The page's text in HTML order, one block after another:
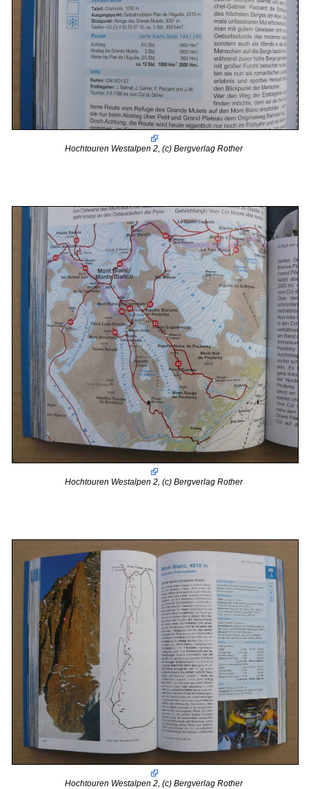
Hochtouren Westalpen 2, (c) Bergverlag Rother
Hochtouren Westalpen 2, (c) Bergverlag Rother
Hochtouren Westalpen 2, (c) Bergverlag Rother